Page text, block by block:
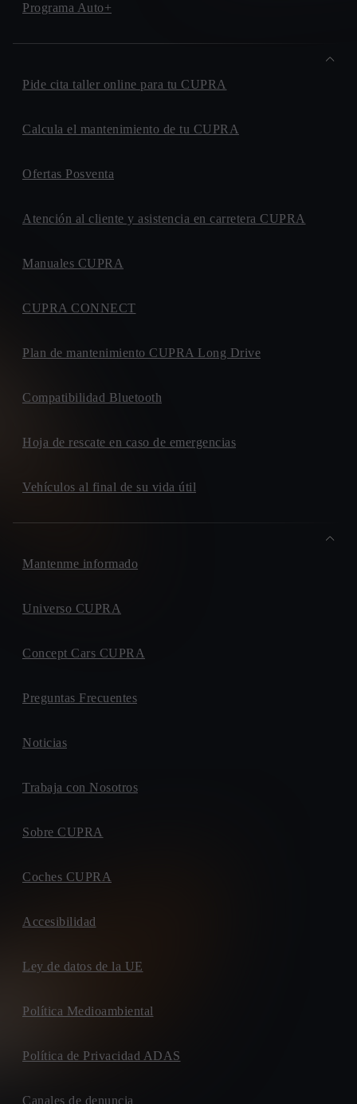
Programa Auto+
Pide cita taller online para tu CUPRA
Calcula el mantenimiento de tu CUPRA
Ofertas Posventa
Atención al cliente y asistencia en carretera CUPRA
Manuales CUPRA
CUPRA CONNECT
Plan de mantenimiento CUPRA Long Drive
Compatibilidad Bluetooth
Hoja de rescate en caso de emergencias
Vehículos al final de su vida útil
Mantenme informado
Universo CUPRA
Concept Cars CUPRA
Preguntas Frecuentes
Noticias
Trabaja con Nosotros
Sobre CUPRA
Coches CUPRA
Accesibilidad
Ley de datos de la UE
Política Medioambiental
Política de Privacidad ADAS
Canales de denuncia